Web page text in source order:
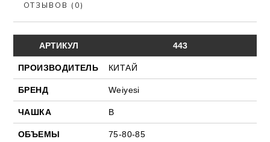
ОТЗЫВОВ (0)
АРТИКУЛ 443
ПРОИЗВОДИТЕЛЬ КИТАЙ
БРЕНД Weiyesi
ЧАШКА В
ОБЪЕМЫ 75-80-85